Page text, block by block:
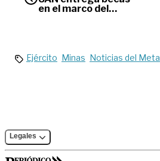
en el marco del
Ejército Minas Noticias del Meta
Legales